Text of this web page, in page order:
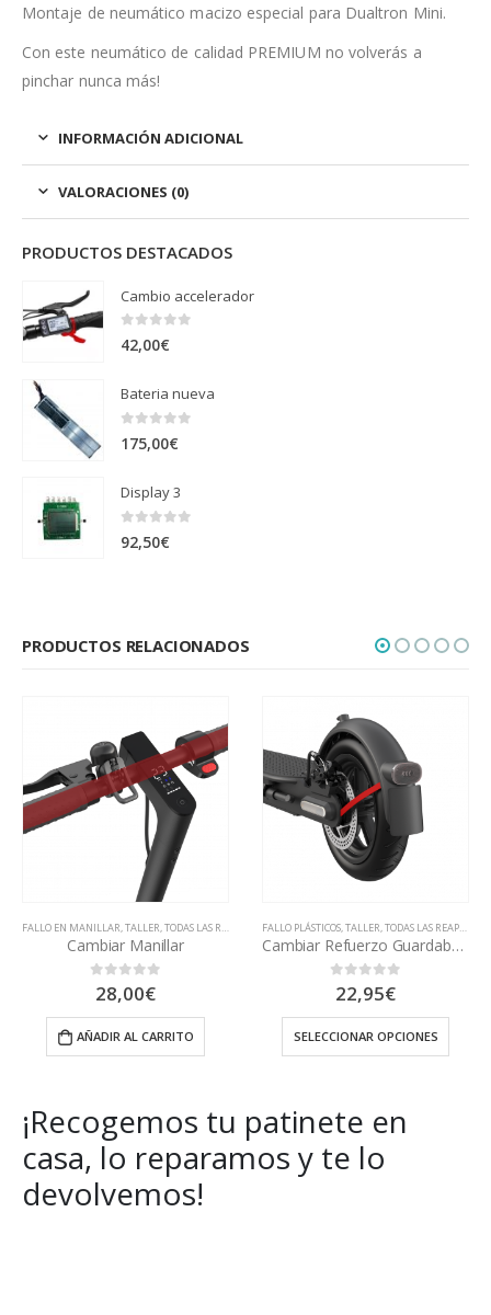
Montaje de neumático macizo especial para Dualtron Mini.
Con este neumático de calidad PREMIUM no volverás a
pinchar nunca más!
INFORMACIÓN ADICIONAL
VALORACIONES (0)
PRODUCTOS DESTACADOS
Cambio accelerador
0 out of 5
42,00€
Bateria nueva
0 out of 5
175,00€
Display 3
92,50€
PRODUCTOS RELACIONADOS
REAPARACIONES FALLO PLÁSTICOS,TALLER ,TODAS LAS REAPARACIONES
Cambiar Refuerzo Guardabarros
0out of 5
22,95
SELECCIONAR OPCIONES
TALLER,PINCHAZO Y RUEDAS,TODAS LAS
Montar Kit 10”
0out of 5
89,99
AÑADIR AL CARRITO
¡Recogemos tu patinete en
casa, lo reparamos y te lo
devolvemos!